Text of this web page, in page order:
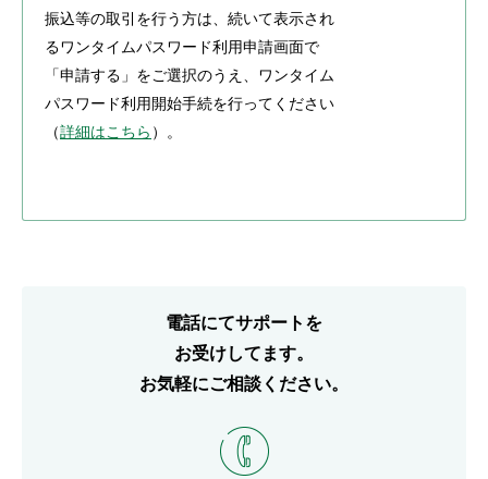
振込等の取引を行う方は、続いて表示され
るワンタイムパスワード利用申請画面で
「申請する」をご選択のうえ、ワンタイム
パスワード利用開始手続を行ってください
（詳細はこちら ）。
電話にてサポートを
お受けしてます。
お気軽にご相談ください。